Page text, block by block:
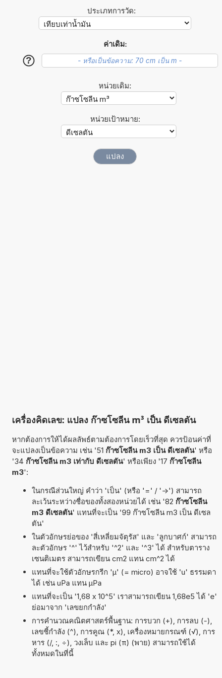
ประเภทการวัด:
ค่าเดิม:
?
หน่วยเดิม:
หน่วยเป้าหมาย:
เครื่องคิดเลข: แปลง ก๊าซโซลีน m³ เป็น ดีเซลตัน
หากต้องการให้ได้ผลลัพธ์ตามต้องการโดยเร็วที่สุด ควรป้อนค่าที่
จะแปลงเป็นข้อความ เช่น '51 ก๊าซโซลีน m3 เป็น ดีเซลตัน' หรือ
'34 ก๊าซโซลีน m3 เท่ากับ ดีเซลตัน' หรือเพียง '17 ก๊าซโซลีน
m3':
ในกรณีส่วนใหญ่ คำว่า 'เป็น' (หรือ '=' / '->') สามารถ
ละเว้นระหว่างชื่อของทั้งสองหน่วยได้ เช่น '82 ก๊าซโซลีน
m3 ดีเซลตัน' แทนที่จะเป็น '99 ก๊าซโซลีน m3 เป็น ดีเซล
ตัน'
ในตัวอักษรย่อของ 'สี่เหลี่ยมจัตุรัส' และ 'ลูกบาศก์' สามารถ
ละตัวอักษร '^' ไว้สำหรับ '^2' และ '^3' ได้ สำหรับตาราง
เซนติเมตร สามารถเขียน cm2 แทน cm^2 ได้
แทนที่จะใช้ตัวอักษรกรีก 'µ' (= micro) อาจใช้ 'u' ธรรมดา
ได้ เช่น uPa แทน µPa
แทนที่จะเป็น '1,68 x 10^5' เราสามารถเขียน 1,68e5 ได้ 'e'
ย่อมาจาก 'เลขยกกำลัง'
การคำนวณคณิตศาสตร์พื้นฐาน: การบวก (+), การลบ (-),
เลขชี้กำลัง (^), การคูณ (*, x), เครื่องหมายกรณฑ์ (√), การ
หาร (/, :, ÷), วงเล็บ และ pi (π) (พาย) สามารถใช้ได้
ทั้งหมดในที่นี้